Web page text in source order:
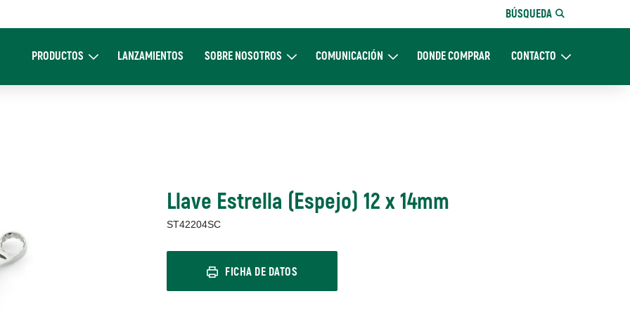
BÚSQUEDA
navigation
PRODUCTOSExpand ProductosLANZAMIENTOS SOBRE NOSOTROSExpand Sobre NosotrosCOMUNICACIÓNExpand ComunicaciónDONDE COMPRAR CONTACTOExpand CONTACTO
Llave Estrella (Espejo) 12 x 14mm
ST42204SC
FICHA DE DATOS